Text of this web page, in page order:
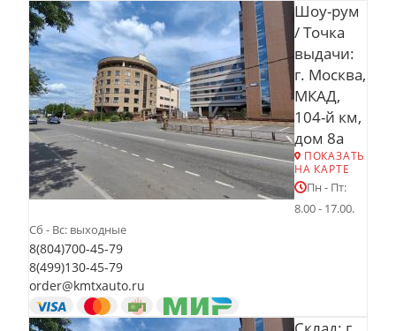
Шоу-рум
/ Точка
выдачи:
г. Москва,
МКАД,
104-й км,
дом 8а
ПОКАЗАТЬ
НА КАРТЕ
Пн - Пт:
8.00 - 17.00.
Сб - Вс: выходные
8(804)700-45-79
8(499)130-45-79
order@kmtxauto.ru